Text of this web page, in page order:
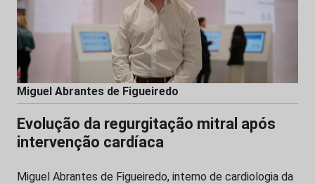
Miguel Abrantes de Figueiredo
Evolução da regurgitação mitral após
intervenção cardíaca
Miguel Abrantes de Figueiredo, interno de cardiologia da